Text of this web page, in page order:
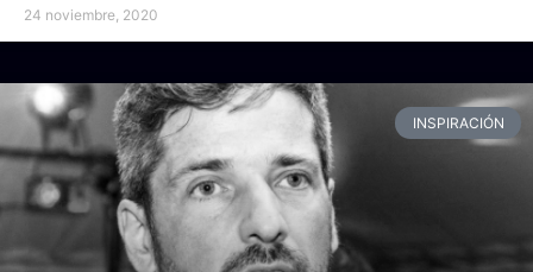
24 noviembre, 2020
INSPIRACIÓN